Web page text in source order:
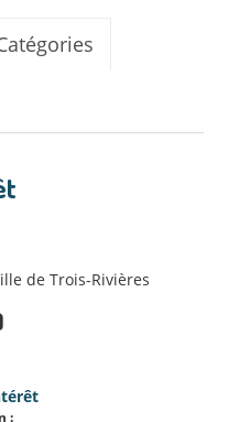
de Trois-Rivières
: